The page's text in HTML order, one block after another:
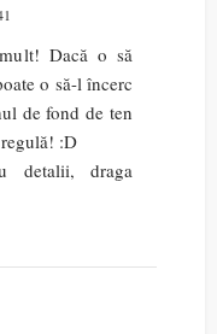
Dacă o să
o să-l încerc
de fond de ten
:D
detalii, draga